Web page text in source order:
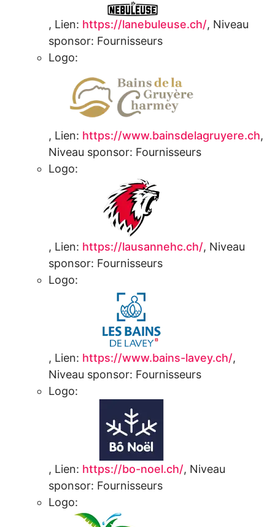
, Lien: https://lanebuleuse.ch/, Niveau
sponsor: Fournisseurs
Logo:
, Lien: https://www.bainsdelagruyere.ch,
Niveau sponsor: Fournisseurs
Logo:
, Lien: https://lausannehc.ch/, Niveau
sponsor: Fournisseurs
Logo:
, Lien: https://www.bains-lavey.ch/,
Niveau sponsor: Fournisseurs
Logo:
, Lien: https://bo-noel.ch/, Niveau
sponsor: Fournisseurs
Logo: